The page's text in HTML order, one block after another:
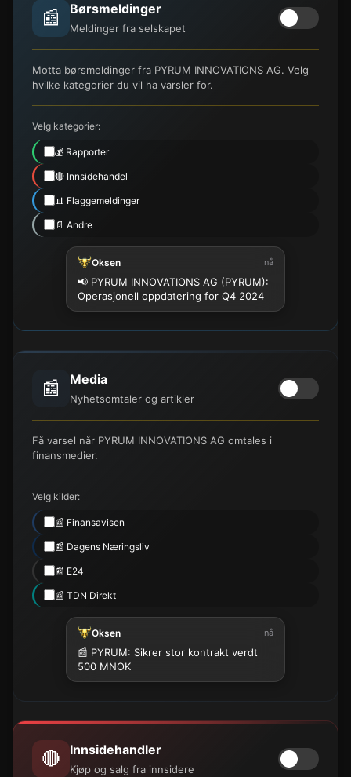
📰 Børsmeldinger
Meldinger fra selskapet
Motta børsmeldinger fra PYRUM INNOVATIONS AG. Velg
hvilke kategorier du vil ha varsler for.
Velg kategorier:
💰 Rapporter
🔴 Innsidehandel
📊 Flaggemeldinger
📄 Andre
Oksen nå
📢 PYRUM INNOVATIONS AG (PYRUM):
Operasjonell oppdatering for Q4 2024
📰 Media
Nyhetsomtaler og artikler
Få varsel når PYRUM INNOVATIONS AG omtales i
finansmedier.
Velg kilder:
📰 Finansavisen
📰 Dagens Næringsliv
📰 E24
📰 TDN Direkt
Oksen nå
📰 PYRUM: Sikrer stor kontrakt verdt
500 MNOK
🔴 Innsidehandler
Kjøp og salg fra innsidere